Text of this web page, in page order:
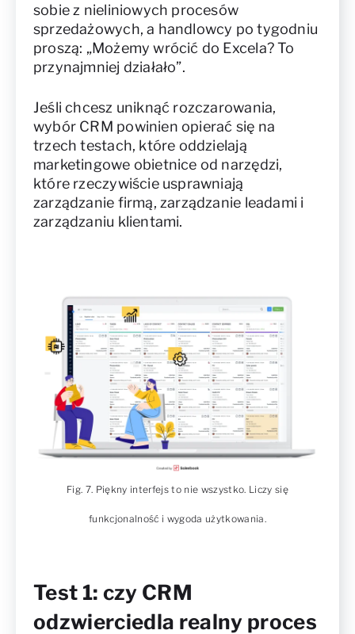
sobie z nieliniowych procesów
sprzedażowych, a handlowcy po tygodniu
proszą: „Możemy wrócić do Excela? To
przynajmniej działało”.
Jeśli chcesz uniknąć rozczarowania,
wybór CRM powinien opierać się na
trzech testach, które oddzielają
marketingowe obietnice od narzędzi,
które rzeczywiście usprawniają
zarządzanie firmą, zarządzanie leadami i
zarządzaniu klientami.
Fig. 7. Piękny interfejs to nie wszystko. Liczy się
funkcjonalność i wygoda użytkowania.
Test 1: czy CRM
odzwierciedla realny proces